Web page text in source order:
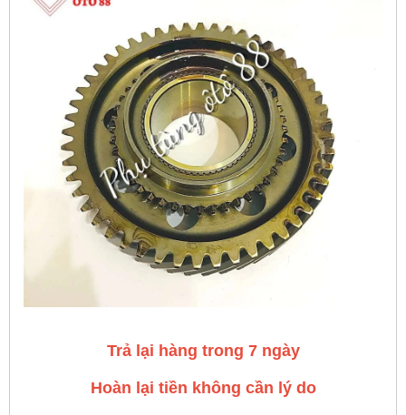
Trả lại hàng trong 7 ngày
Hoàn lại tiền không cần lý do